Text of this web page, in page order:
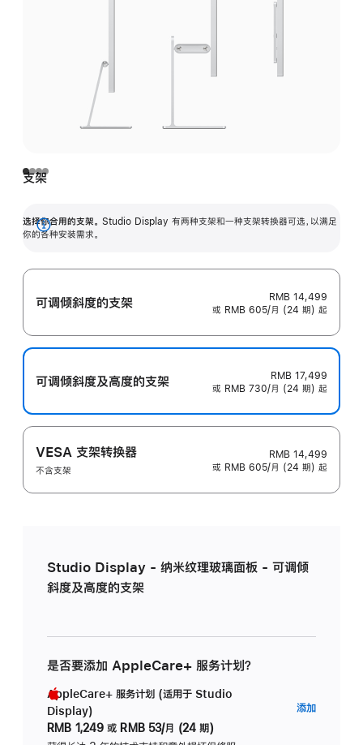
支架
选择你合用的支架。 Studio Display 有两种支架和一种支架转换器可选，以满足
你的各种安装需求。
展
可调倾斜度的支架
RMB 14,499
或 RMB 605/月 (24 期) 起
可调倾斜度及高‍度的支‍架
RMB 17,499
或 RMB 730/月 (24 期) 起
VESA 支架转换器
不含支架
RMB 14,499
或 RMB 605/月 (24 期) 起
Studio Display - 纳米纹理玻璃面板 - 可调倾
斜度及高度的支架
是否要添加 AppleCare+ 服务计划？
AppleCare+ 服务计划 (适用于 Studio
Display)
RMB 1,249 或 RMB 53/月 (24 期)
添加